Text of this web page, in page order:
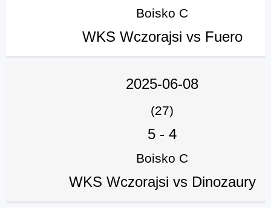
Boisko C
WKS Wczorajsi vs Fuero
2025-06-08
(27)
5 - 4
Boisko C
WKS Wczorajsi vs Dinozaury